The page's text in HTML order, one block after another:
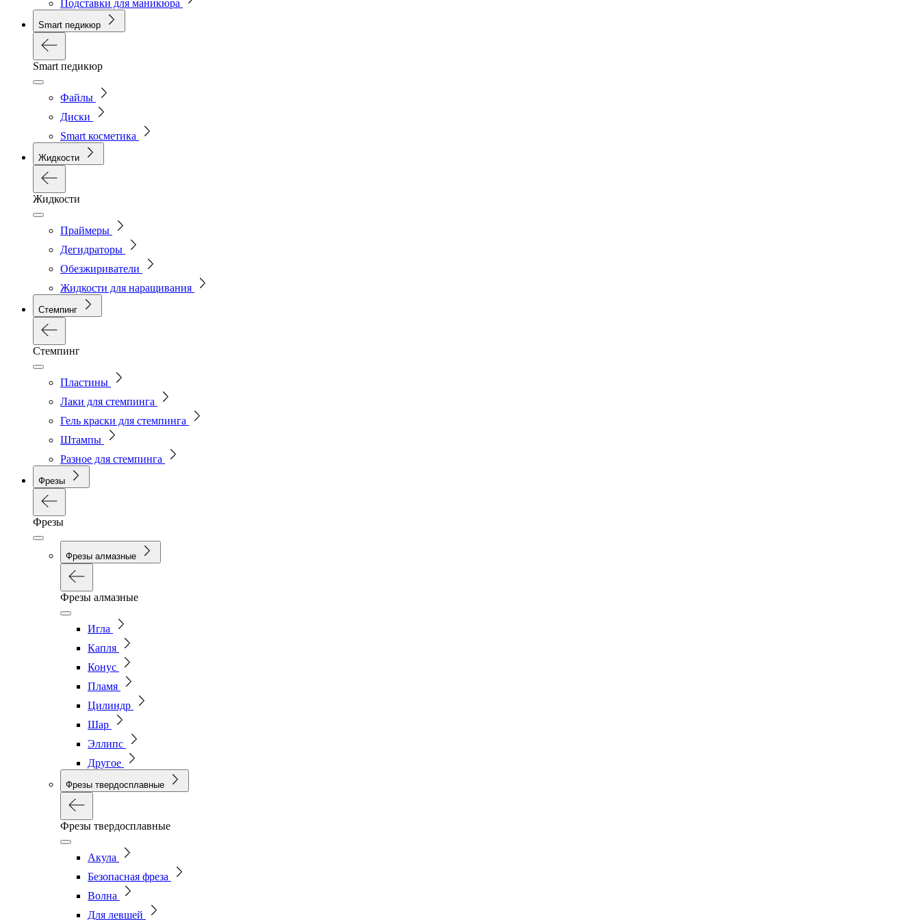
Подставки для маникюра
Smart педикюр
Smart педикюр
Файлы
Диски
Smart косметика
Жидкости
Жидкости
Праймеры
Дегидраторы
Обезжириватели
Жидкости для наращивания
Стемпинг
Стемпинг
Пластины
Лаки для стемпинга
Гель краски для стемпинга
Штампы
Разное для стемпинга
Фрезы
Фрезы
Фрезы алмазные
Фрезы алмазные
Игла
Капля
Конус
Пламя
Цилиндр
Шар
Эллипс
Другое
Фрезы твердосплавные
Фрезы твердосплавные
Акула
Безопасная фреза
Волна
Для левшей